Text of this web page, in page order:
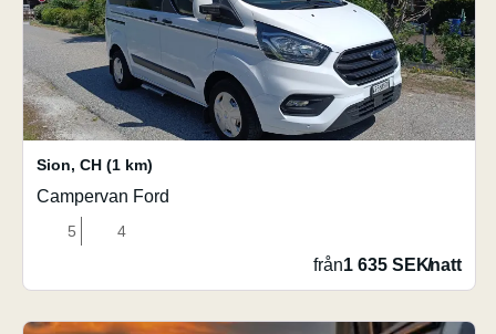
Sion, CH (1 km)
Campervan Ford
5 4
från1 635 SEK/natt